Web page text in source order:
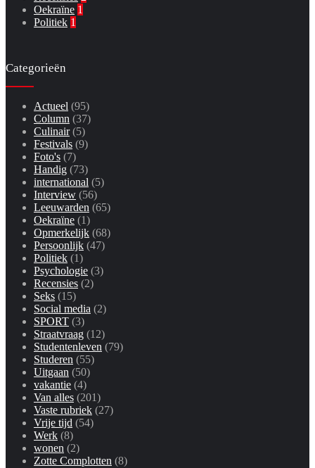
Oekraïne 1
Politiek 1
Categorieën
Actueel (95)
Column (37)
Culinair(5)
Festivals (9)
Foto's (7)
Handig (73)
international (5)
Interview (56)
Leeuwarden (65)
Oekraïne (1)
Opmerkelijk (68)
Persoonlijk (47)
Politiek (1)
Psychologie (3)
Recensies (2)
Seks (15)
Social media (2)
SPORT (3)
Straatvraag (12)
Studentenleven (79)
Studeren (55)
Uitgaan (50)
vakantie (4)
Van alles (201)
Vaste rubriek (27)
Vrije tijd (54)
Werk (8)
wonen (2)
Zotte Complotten (8)